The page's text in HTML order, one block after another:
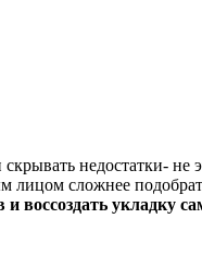
скрывать недостатки-
сложнее
укладку